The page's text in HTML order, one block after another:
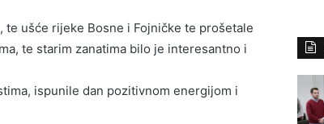
ušće rijeke Bosne i Fojničke te prošetale
te starim zanatima bilo je interesantno i
ispunile dan pozitivnom energijom i